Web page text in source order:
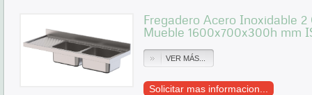
Fregadero Acero Inoxidable
Mueble 1600x700x300h mm
VER MÁS...
Solicitar mas informacion...